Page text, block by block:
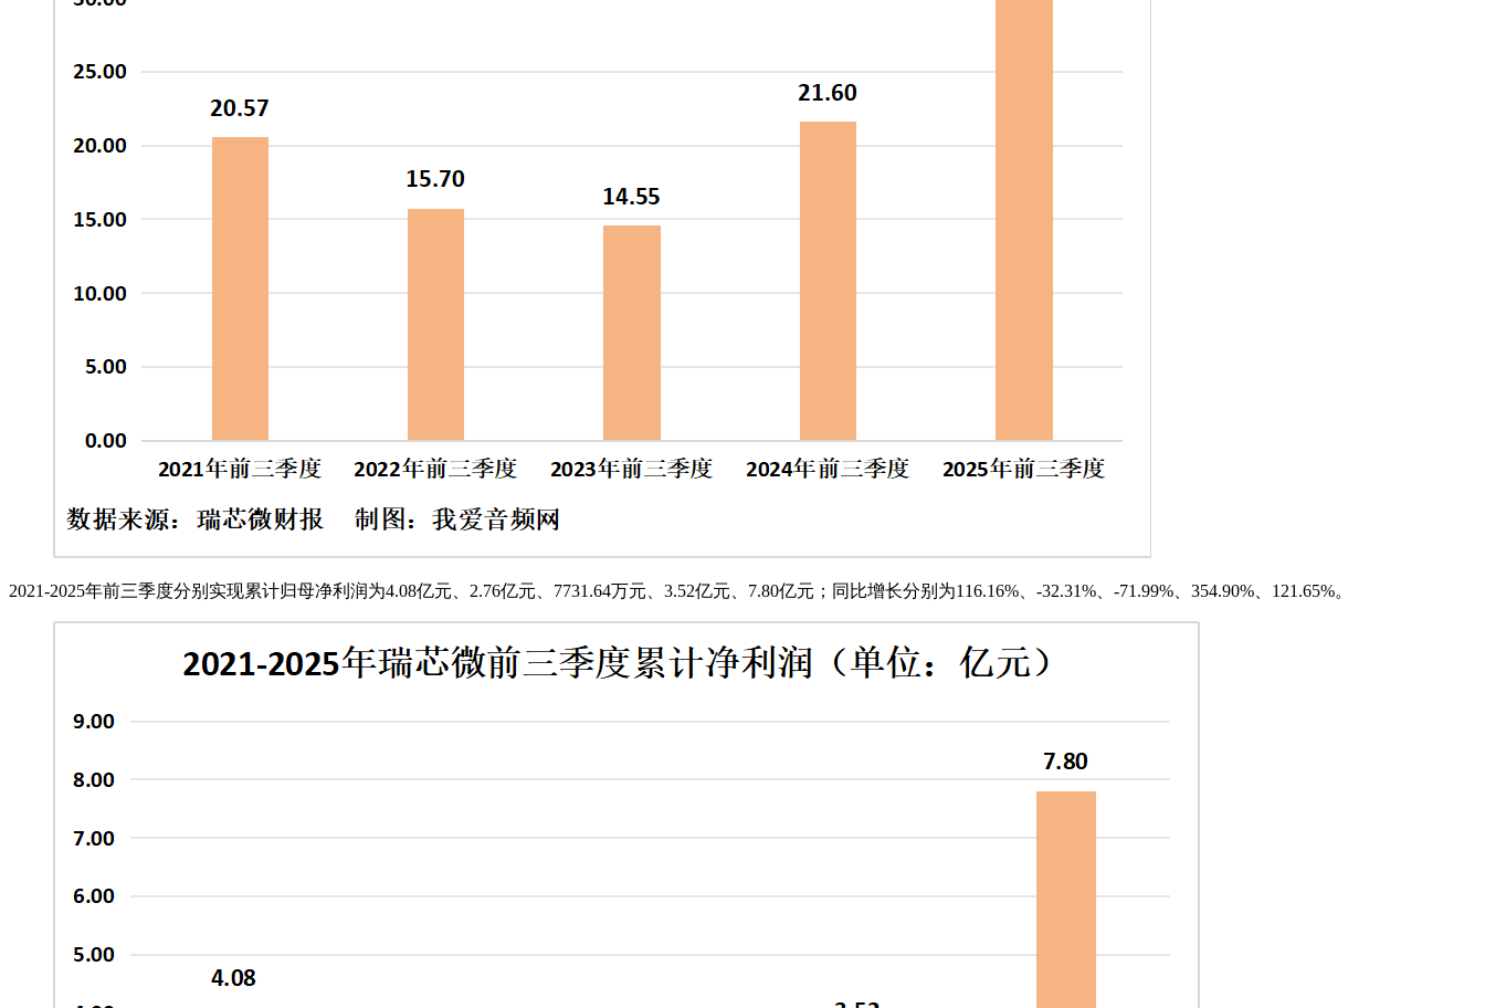
2021-2025年前三季度分别实现累计归母净利润为4.08亿元、2.76亿元、7731.64万元、3.52亿元、7.80亿元；同比增长分别为116.16%、-32.31%、-71.99%、354.90%、121.65%。